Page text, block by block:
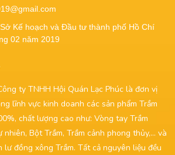
Kế hoạch và Đầu tư thành phố Hồ Chí
02 năm 2019
ty TNHH Hội Quán Lạc Phúc là đơn vị
lĩnh vực kinh doanh các sản phẩm Trầm
chất lượng cao như: Vòng tay Trầm
Bột Trầm, Trầm cảnh phong thủy,... và
lư đồng xông Trầm. Tất cả nguyên liệu đều